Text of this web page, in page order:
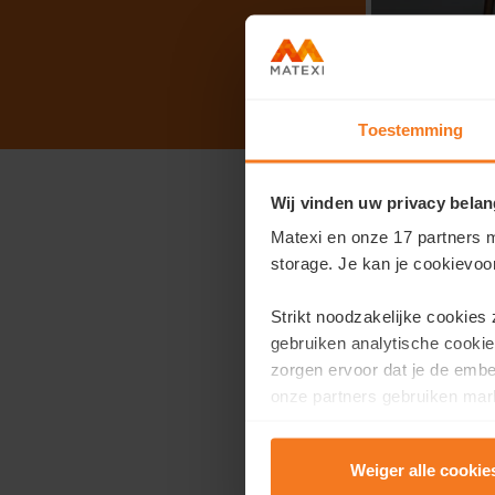
Toestemming
Wij vinden uw privacy
Matexi en onze 17 partners
storage. Je kan je
Strikt noodzakelijke cookies
gebruiken analytische
zorgen ervoor dat je de
onze partners gebruiken
Lees er meer over in onze
Weiger alle
Bezoek Pelt op
Ontdek het
De warme dagen
geïnteresseerden nog
deuren in dit project.
appartementen en de